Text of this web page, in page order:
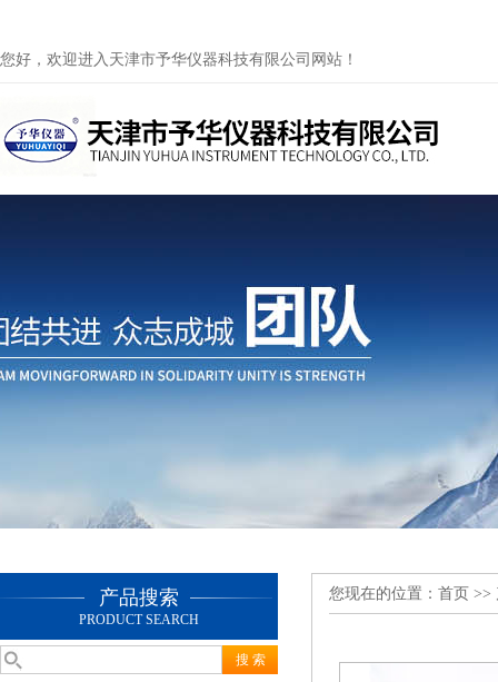
您好，欢迎进入天津市予华仪器科技有限公司网站！
产品搜索
PRODUCT SEARCH
您现在的位置： 首页 >>